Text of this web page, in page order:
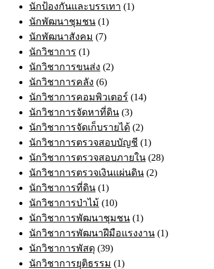
นักป้องกันและบรรเทา (1)
นักพัฒนาชุมชน (1)
นักพัฒนาสังคม (7)
นักวิชาการ (1)
นักวิชาการขนส่ง (2)
นักวิชาการคลัง (6)
นักวิชาการคอมพิวเตอร์ (14)
นักวิชาการจัดหาที่ดิน (3)
นักวิชาการจัดเก็บรายได้ (2)
นักวิชาการตรวจสอบบัญชี (1)
นักวิชาการตรวจสอบภายใน (28)
นักวิชาการตรวจเงินแผ่นดิน (2)
นักวิชาการที่ดิน (1)
นักวิชาการป่าไม้ (10)
นักวิชาการพัฒนาชุมชน (1)
นักวิชาการพัฒนาฝีมือแรงงาน (1)
นักวิชาการพัสดุ (39)
นักวิชาการยุติธรรม (1)